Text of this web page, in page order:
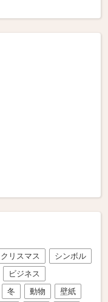
クリスマス
シンボル
ビジネス
冬 動物
壁紙